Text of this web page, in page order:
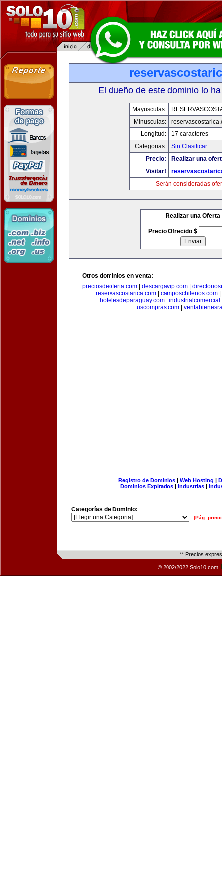
El dueño de este dominio lo
Mayusculas:
Minusculas:
Longitud:
17 caracteres
Categorias:
Sin Clasificar
Precio:
Realizar una
Visitar!
Serán consideradas
Realizar una Oferta
Precio Ofrecido $
Otros dominios en venta:
preciosdeoferta.com
descargavip.com
reservascostarica.com
camposchilenos.com
hotelesdeparaguay.com|
uscompras.com|
Registro de Dominios| Web Hosting |
Dominios Expirados | Industrias |
Categorías de Dominio:
[Pág.
** Precios
© 2002/2022 Solo10.com